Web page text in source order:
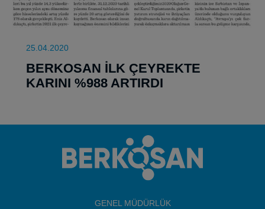
25.04.2020
BERKOSAN İLK ÇEYREKTE
KARINI %988 ARTIRDI
GENEL MÜDÜRLÜK